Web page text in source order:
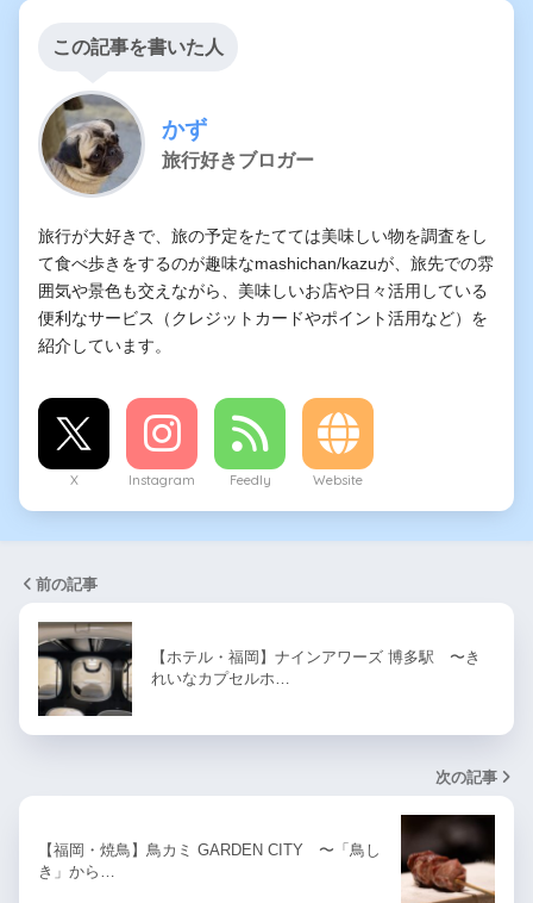
この記事を書いた人
かず
旅行好きブロガー
旅行が大好きで、旅の予定をたてては美味しい物を調査をし
て食べ歩きをするのが趣味なmashichan/kazuが、旅先での雰
囲気や景色も交えながら、美味しいお店や日々活用している
便利なサービス（クレジットカードやポイント活用など）を
紹介しています。
X Instagram Feedly Website
前の記事
【ホテル・福岡】ナインアワーズ 博多駅 〜き
れいなカプセルホ…
次の記事
【福岡・焼鳥】鳥カミ GARDEN CITY 〜「鳥し
き」から…